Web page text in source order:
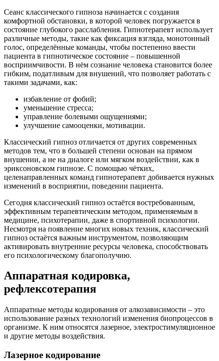
Сеанс классического гипноза начинается с создания
комфортной обстановки, в которой человек погружается в
состояние глубокого расслабления. Гипнотерапевт использует
различные методы, такие как фиксация взгляда, монотонный
голос, определённые команды, чтобы постепенно ввести
пациента в гипнотическое состояние – повышенной
восприимчивости. В нём сознание человека становится более
гибким, податливым для внушений, что позволяет работать с
такими задачами, как:
избавление от фобий;
уменьшение стресса;
управление болевыми ощущениями;
улучшение самооценки, мотивации.
Классический гипноз отличается от других современных
методов тем, что в большей степени основан на прямом
внушении, а не на диалоге или мягком воздействии, как в
эриксоновском гипнозе. С помощью чётких,
целенаправленных команд гипнотерапевт добивается нужных
изменений в восприятии, поведении пациента.
Сегодня классический гипноз остаётся востребованным,
эффективным терапевтическим методом, применяемым в
медицине, психотерапии, даже в спортивной психологии.
Несмотря на появление многих новых техник, классический
гипноз остаётся важным инструментом, позволяющим
активировать внутренние ресурсы человека, способствовать
его психологическому благополучию.
Аппаратная кодировка,
рефлексотерапия
Аппаратные методы кодирования от алкозависимости – это
использование разных технологий изменения биопроцессов в
организме. К ним относятся лазерное, электростимуляционное
и другие методы воздействия.
Лазерное кодирование